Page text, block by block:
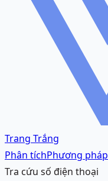
Trang Trắng
Phân tíchPhương pháp
Tra cứu số điện thoại